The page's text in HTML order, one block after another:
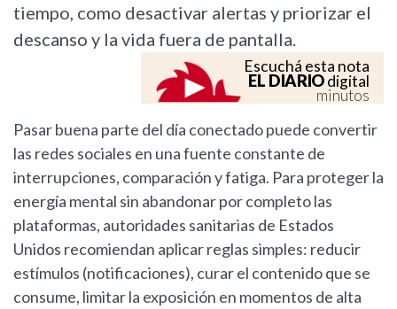
tiempo, como desactivar alertas y priorizar el
descanso y la vida fuera de pantalla.
Escuchá esta nota
EL DIARIOdigital
minutos
Pasar buena parte del día conectado puede convertir
las redes sociales en una fuente constante de
interrupciones, comparación y fatiga. Para proteger la
energía mental sin abandonar por completo las
plataformas, autoridades sanitarias de Estados
Unidos recomiendan aplicar reglas simples: reducir
estímulos (notificaciones), curar el contenido que se
consume, limitar la exposición en momentos de alta